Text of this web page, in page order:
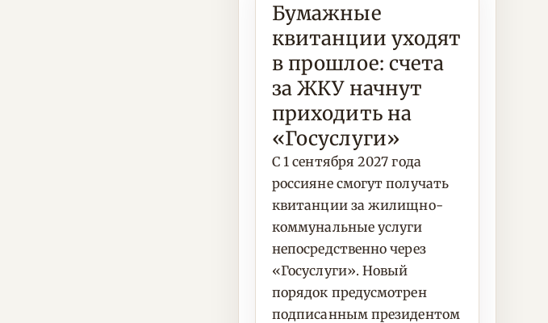
Бумажные
квитанции уходят
в прошлое: счета
за ЖКУ начнут
приходить на
«Госуслуги»
С 1 сентября 2027 года
россияне смогут получать
квитанции за жилищно-
коммунальные услуги
непосредственно через
«Госуслуги». Новый
порядок предусмотрен
подписанным президентом